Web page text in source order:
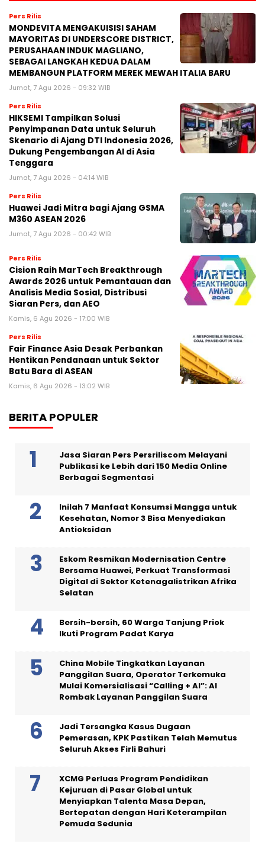
Pers Rilis
MONDEVITA MENGAKUISISI SAHAM
MAYORITAS DI UNDERSCORE DISTRICT,
PERUSAHAAN INDUK MAGLIANO,
SEBAGAI LANGKAH KEDUA DALAM
MEMBANGUN PLATFORM MEREK MEWAH ITALIA BARU
Jumat, 7 Agu 2026 - 09:32 WIB
Pers Rilis
HIKSEMI Tampilkan Solusi
Penyimpanan Data untuk Seluruh
Skenario di Ajang DTI Indonesia 2026,
Dukung Pengembangan AI di Asia
Tenggara
Jumat, 7 Agu 2026 - 04:14 WIB
Pers Rilis
Huawei Jadi Mitra bagi Ajang GSMA
M360 ASEAN 2026
Jumat, 7 Agu 2026 - 00:42 WIB
Pers Rilis
Cision Raih MarTech Breakthrough
Awards 2026 untuk Pemantauan dan
Analisis Media Sosial, Distribusi
Siaran Pers, dan AEO
Kamis, 6 Agu 2026 - 17:00 WIB
Pers Rilis
Fair Finance Asia Desak Perbankan
Hentikan Pendanaan untuk Sektor
Batu Bara di ASEAN
Kamis, 6 Agu 2026 - 13:02 WIB
BERITA POPULER
Jasa Siaran Pers Persriliscom Melayani
Publikasi ke Lebih dari 150 Media Online
Berbagai Segmentasi
Inilah 7 Manfaat Konsumsi Mangga untuk
Kesehatan, Nomor 3 Bisa Menyediakan
Antioksidan
Eskom Resmikan Modernisation Centre
Bersama Huawei, Perkuat Transformasi
Digital di Sektor Ketenagalistrikan Afrika
Selatan
Bersih-bersih, 60 Warga Tanjung Priok
Ikuti Program Padat Karya
China Mobile Tingkatkan Layanan
Panggilan Suara, Operator Terkemuka
Mulai Komersialisasi “Calling + AI”: AI
Rombak Layanan Panggilan Suara
Jadi Tersangka Kasus Dugaan
Pemerasan, KPK Pastikan Telah Memutus
Seluruh Akses Firli Bahuri
XCMG Perluas Program Pendidikan
Kejuruan di Pasar Global untuk
Menyiapkan Talenta Masa Depan,
Bertepatan dengan Hari Keterampilan
Pemuda Sedunia